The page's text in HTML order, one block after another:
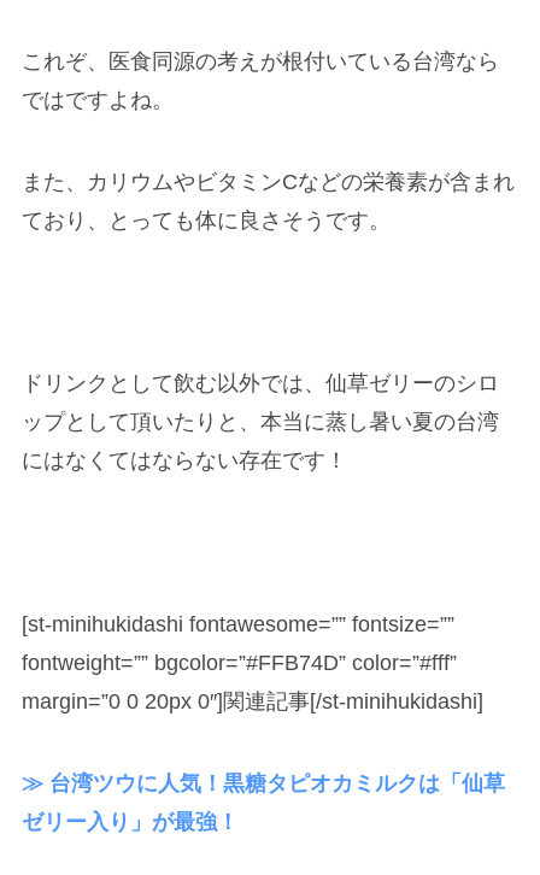
これぞ、医食同源の考えが根付いている台湾なら
ではですよね。
また、カリウムやビタミンCなどの栄養素が含まれ
ており、とっても体に良さそうです。
ドリンクとして飲む以外では、仙草ゼリーのシロ
ップとして頂いたりと、本当に蒸し暑い夏の台湾
にはなくてはならない存在です！
[st-minihukidashi fontawesome=”” fontsize=””
fontweight=”” bgcolor=”#FFB74D” color=”#fff”
margin=”0 0 20px 0″]関連記事[/st-minihukidashi]
≫ 台湾ツウに人気！黒糖タピオカミルクは「仙草
ゼリー入り」が最強！